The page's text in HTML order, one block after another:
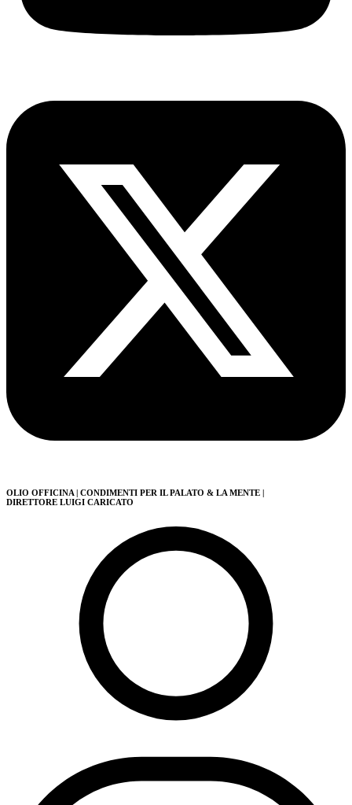
OLIO OFFICINA | CONDIMENTI PER IL PALATO & LA MENTE |
DIRETTORE LUIGI CARICATO